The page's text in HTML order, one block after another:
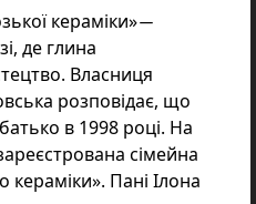
кераміки»
де глина
Власниця
розповідає, що
в 1998 році. На
сімейна
Пані Ілона